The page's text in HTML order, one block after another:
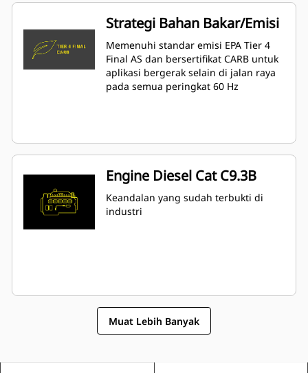
Strategi Bahan Bakar/Emisi
Memenuhi standar emisi EPA Tier 4
Final AS dan bersertifikat CARB untuk
aplikasi bergerak selain di jalan raya
pada semua peringkat 60 Hz
Engine Diesel Cat C9.3B
Keandalan yang sudah terbukti di
industri
Muat Lebih Banyak